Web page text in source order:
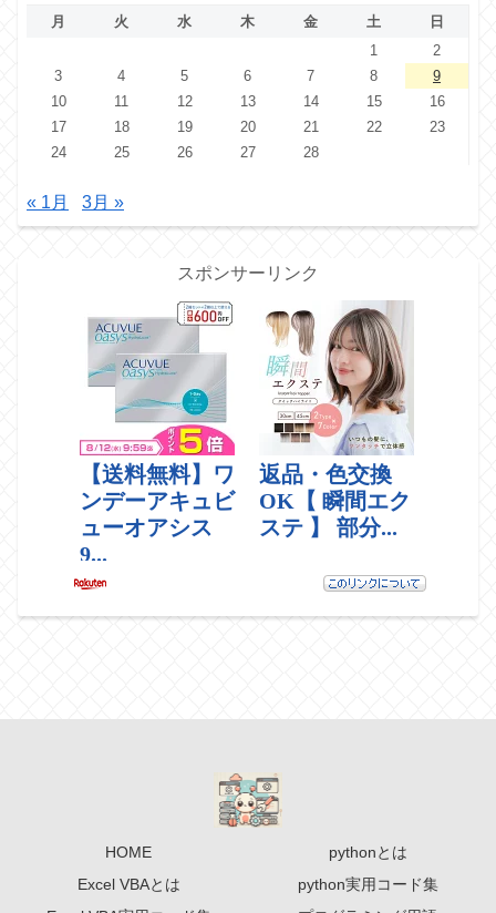
月 火 水 木 金 土
日
1
2
3
4 5 6 7 8
9
10
11 12 13 14 15
16
17
18 19 20 21 22
23
24
25 26 27 28
« 1月 3月 »
スポンサーリンク
HOME
pythonとは
Excel VBAとは
python実用コード集